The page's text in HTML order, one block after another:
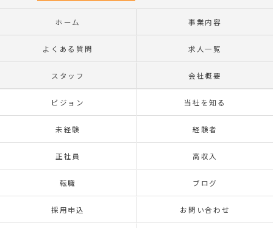
ホーム 事業内容
よくある質問 求人一覧
スタッフ 会社概要
ビジョン 当社を知る
未経験 経験者
正社員 高収入
転職 ブログ
採用申込 お問い合わせ